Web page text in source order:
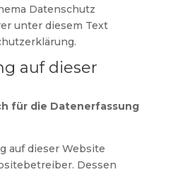
Datenschutz
unter diesem Text
auf dieser
für die Datenerfassung
auf dieser Website
Dessen